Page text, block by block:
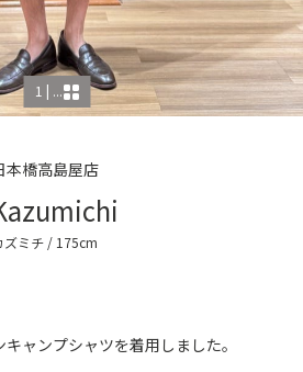
1 | ...
本橋高島屋店
ズミチ/ 175cm
ャンプシャツを着用しました。